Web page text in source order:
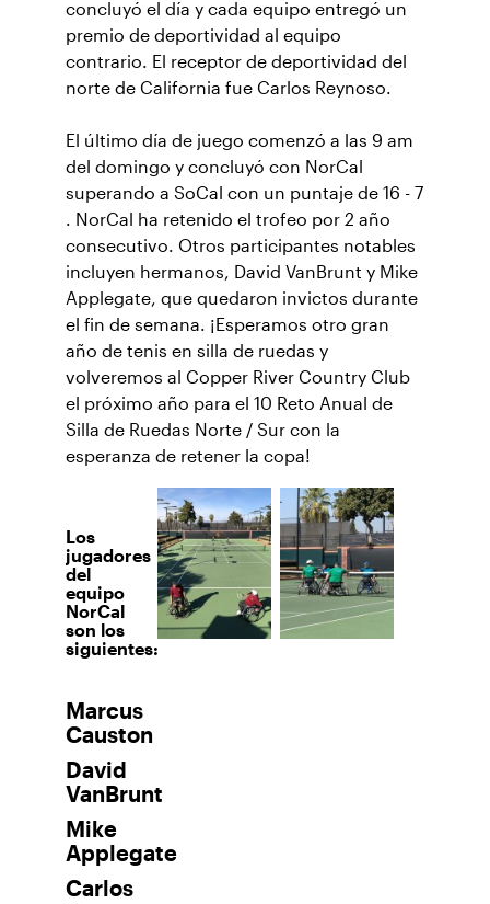
concluyó el día y cada equipo entregó un
premio de deportividad al equipo
contrario. El receptor de deportividad del
norte de California fue Carlos Reynoso.
El último día de juego comenzó a las 9 am
del domingo y concluyó con NorCal
superando a SoCal con un puntaje de 16 - 7
. NorCal ha retenido el trofeo por 2 año
consecutivo. Otros participantes notables
incluyen hermanos, David VanBrunt y Mike
Applegate, que quedaron invictos durante
el fin de semana. ¡Esperamos otro gran
año de tenis en silla de ruedas y
volveremos al Copper River Country Club
el próximo año para el 10 Reto Anual de
Silla de Ruedas Norte / Sur con la
esperanza de retener la copa!
Los
jugadores
del
equipo
NorCal
son los
siguientes:
Marcus
Causton
David
VanBrunt
Mike
Applegate
Carlos